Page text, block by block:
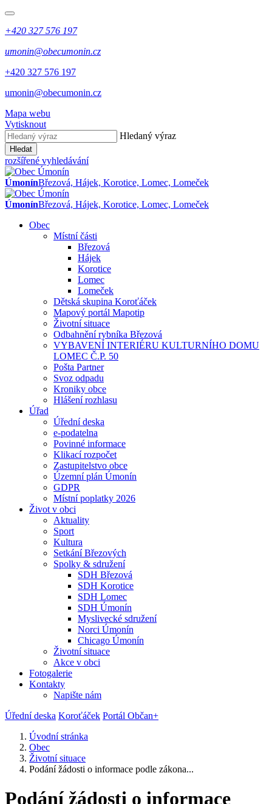
+420 327 576 197
umonin@obecumonin.cz
+420 327 576 197
umonin@obecumonin.cz
Mapa webu
Vytisknout
Hledaný výraz
Hledat
rozšířené vyhledávání
ÚmonínBřezová, Hájek, Korotice, Lomec, Lomeček
ÚmonínBřezová, Hájek, Korotice, Lomec, Lomeček
Obec
Místní části
Březová
Hájek
Korotice
Lomec
Lomeček
Dětská skupina Koroťáček
Mapový portál Mapotip
Životní situace
Odbahnění rybníka Březová
VYBAVENÍ INTERIÉRU KULTURNÍHO DOMU
LOMEC Č.P. 50
Pošta Partner
Svoz odpadu
Kroniky obce
Hlášení rozhlasu
Úřad
Úřední deska
e-podatelna
Povinné informace
Klikací rozpočet
Zastupitelstvo obce
Územní plán Úmonín
GDPR
Místní poplatky 2026
Život v obci
Aktuality
Sport
Kultura
Setkání Březových
Spolky & sdružení
SDH Březová
SDH Korotice
SDH Lomec
SDH Úmonín
Myslivecké sdružení
Norci Úmonín
Chicago Úmonín
Životní situace
Akce v obci
Fotogalerie
Kontakty
Napište nám
Úřední deska Koroťáček Portál Občan+
Úvodní stránka
Obec
Životní situace
Podání žádosti o informace podle zákona...
Podání žádosti o informace